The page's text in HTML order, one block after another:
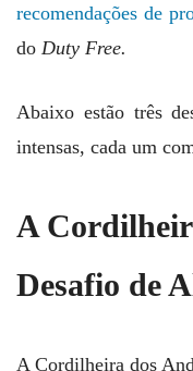
recomendações de
do Duty Free.
Abaixo estão três
intensas, cada um
A
Desafio de
A Cordilheira dos